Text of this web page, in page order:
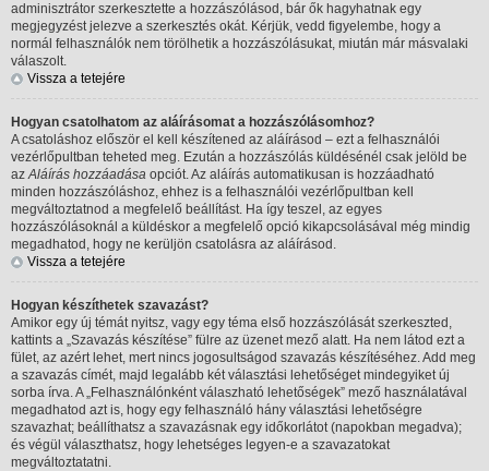
adminisztrátor szerkesztette a hozzászólásod, bár ők hagyhatnak egy
megjegyzést jelezve a szerkesztés okát. Kérjük, vedd figyelembe, hogy a
normál felhasználók nem törölhetik a hozzászólásukat, miután már másvalaki
válaszolt.
Vissza a tetejére
Hogyan csatolhatom az aláírásomat a hozzászólásomhoz?
A csatoláshoz először el kell készítened az aláírásod – ezt a felhasználói
vezérlőpultban teheted meg. Ezután a hozzászólás küldésénél csak jelöld be
azAláírás hozzáadása opciót. Az aláírás automatikusan is hozzáadható
minden hozzászóláshoz, ehhez is a felhasználói vezérlőpultban kell
megváltoztatnod a megfelelő beállítást. Ha így teszel, az egyes
hozzászólásoknál a küldéskor a megfelelő opció kikapcsolásával még mindig
megadhatod, hogy ne kerüljön csatolásra az aláírásod.
Vissza a tetejére
Hogyan készíthetek szavazást?
Amikor egy új témát nyitsz, vagy egy téma első hozzászólását szerkeszted,
kattints a „Szavazás készítése” fülre az üzenet mező alatt. Ha nem látod ezt a
fület, az azért lehet, mert nincs jogosultságod szavazás készítéséhez. Add meg
a szavazás címét, majd legalább két választási lehetőséget mindegyiket új
sorba írva. A „Felhasználónként válaszható lehetőségek” mező használatával
megadhatod azt is, hogy egy felhasználó hány választási lehetőségre
szavazhat; beállíthatsz a szavazásnak egy időkorlátot (napokban megadva);
és végül választhatsz, hogy lehetséges legyen-e a szavazatokat
megváltoztatatni.